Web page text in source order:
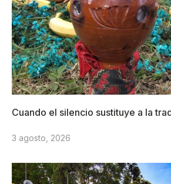
Cuando el silencio sustituye a la
3 agosto, 2026